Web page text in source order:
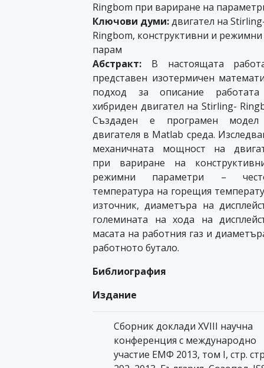
Ringbom при вариране на
Ключови думи:двигател на
Ringbom, конструктивни и режимни
парам
Абстракт: В настоящата
представен изотермичен
подход за описание
хибриден двигател на Stirling-
Създаден е програмен
двигателя в Matlab среда.
механичната мощност на
при вариране на
режимни параметри –
температура на горещия
източник, диаметъра на
големината на хода на
масата на работния газ и
работното бутало.
Библиография
Издание
Сборник доклади ХVIII научна
конференция с международно
участие ЕМФ 2013, том I, стр.